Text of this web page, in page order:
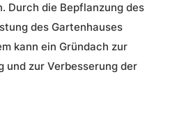
Durch die Bepflanzung des
des Gartenhauses
kann ein Gründach zur
und zur Verbesserung der